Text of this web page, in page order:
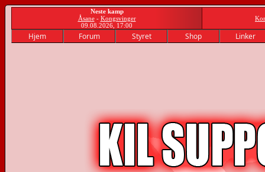
Neste kamp
Åsane- Kongsvinger
09.08.2026, 17:00
Hjem Forum Styret Shop Linker